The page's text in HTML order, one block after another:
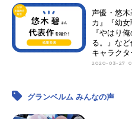
声優・悠
カ』『幼女
『やはり
る。』な
キャラクタ
2020-03-27
グランベルム みんなの声